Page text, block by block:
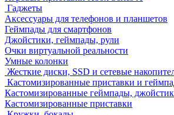
Гаджеты
Аксессуары для телефонов и планшетов
Геймпады для смартфонов
Джойстики, геймпады, рули
Очки виртуальной реальности
Умные колонки
Жесткие диски, SSD и сетевые
Кастомизированные приставки и
Кастомизированные геймпады,
Кастомизированные приставки